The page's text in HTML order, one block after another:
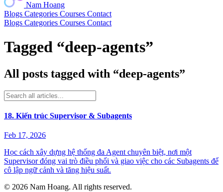
Nam Hoang
Blogs Categories Courses Contact
Blogs Categories Courses Contact
Tagged “deep-agents”
All posts tagged with “deep-agents”
18. Kiến trúc Supervisor & Subagents
Feb 17, 2026
Học cách xây dựng hệ thống đa Agent chuyên biệt, nơi một
Supervisor đóng vai trò điều phối và giao việc cho các Subagents để
cô lập ngữ cảnh và tăng hiệu suất.
© 2026 Nam Hoang. All rights reserved.